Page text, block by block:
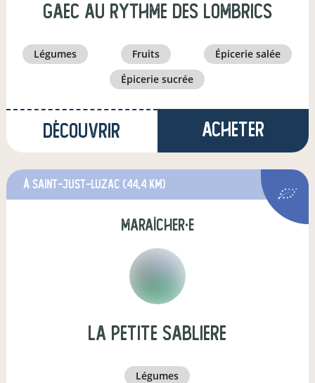
GAEC Au Rythme des lombrics
légumes fruits
épicerie salée
épicerie sucrée
Découvrir Acheter
à Saint-Just-Luzac (44,4 km)
maraîcher·e
LA PETITE SABLIERE
légumes